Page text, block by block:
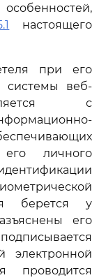
настоящего
при его
системы веб-
с
личного
берется у
его
электронной
проводится